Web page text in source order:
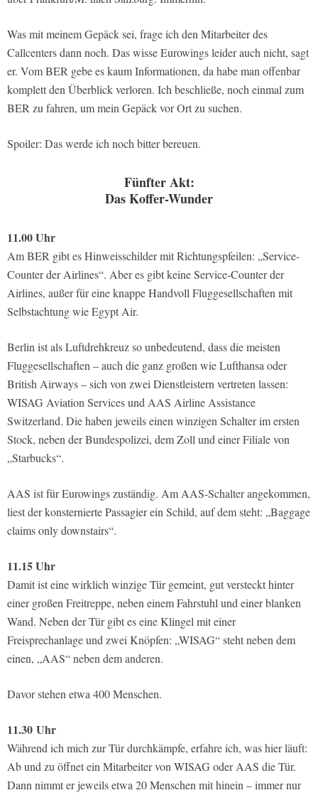
Was mit meinem Gepäck sei, frage ich den Mitarbeiter des
Callcenters dann noch. Das wisse Eurowings leider auch nicht, sagt
er. Vom BER gebe es kaum Informationen, da habe man offenbar
komplett den Überblick verloren. Ich beschließe, noch einmal zum
BER zu fahren, um mein Gepäck vor Ort zu suchen.
Spoiler: Das werde ich noch bitter bereuen.
Fünfter Akt:
Das Koffer-Wunder
11.00 Uhr
Am BER gibt es Hinweisschilder mit Richtungspfeilen: „Service-
Counter der Airlines“. Aber es gibt keine Service-Counter der
Airlines, außer für eine knappe Handvoll Fluggesellschaften mit
Selbstachtung wie Egypt Air.
Berlin ist als Luftdrehkreuz so unbedeutend, dass die meisten
Fluggesellschaften – auch die ganz großen wie Lufthansa oder
British Airways – sich von zwei Dienstleistern vertreten lassen:
WISAG Aviation Services und AAS Airline Assistance
Switzerland. Die haben jeweils einen winzigen Schalter im ersten
Stock, neben der Bundespolizei, dem Zoll und einer Filiale von
„Starbucks“.
AAS ist für Eurowings zuständig. Am AAS-Schalter angekommen,
liest der konsternierte Passagier ein Schild, auf dem steht: „Baggage
claims only downstairs“.
11.15 Uhr
Damit ist eine wirklich winzige Tür gemeint, gut versteckt hinter
einer großen Freitreppe, neben einem Fahrstuhl und einer blanken
Wand. Neben der Tür gibt es eine Klingel mit einer
Freisprechanlage und zwei Knöpfen: „WISAG“ steht neben dem
einen, „AAS“ neben dem anderen.
Davor stehen etwa 400 Menschen.
11.30 Uhr
Während ich mich zur Tür durchkämpfe, erfahre ich, was hier läuft:
Ab und zu öffnet ein Mitarbeiter von WISAG oder AAS die Tür.
Dann nimmt er jeweils etwa 20 Menschen mit hinein – immer nur